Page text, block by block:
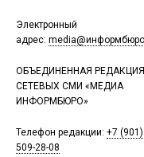
Электронный
адрес:
ОБЪЕДИНЕННАЯ РЕДАКЦИЯ
СЕТЕВЫХ СМИ «МЕДИА
ИНФОРМБЮРО»
Телефон редакции: +7 (901)
509-28-08